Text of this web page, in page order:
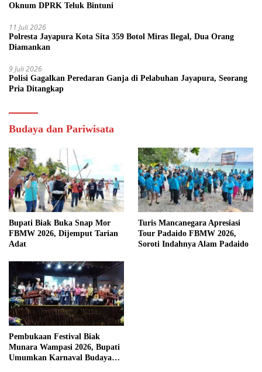
Oknum DPRK Teluk Bintuni
11 Juli 2026
Polresta Jayapura Kota Sita 359 Botol Miras Ilegal, Dua Orang
Diamankan
9 Juli 2026
Polisi Gagalkan Peredaran Ganja di Pelabuhan Jayapura, Seorang
Pria Ditangkap
Budaya dan Pariwisata
Bupati Biak Buka Snap Mor
FBMW 2026, Dijemput Tarian
Adat
Turis Mancanegara Apresiasi
Tour Padaido FBMW 2026,
Soroti Indahnya Alam Padaido
Pembukaan Festival Biak
Munara Wampasi 2026, Bupati
Umumkan Karnaval Budaya